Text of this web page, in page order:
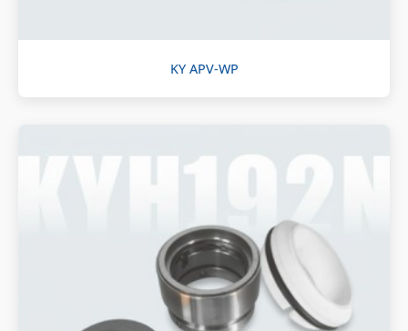
KY APV-WP